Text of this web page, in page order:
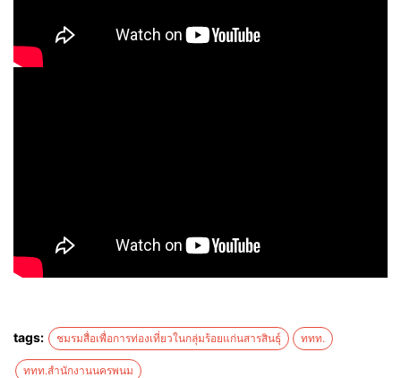
tags: ชมรมสื่อเพื่อการท่องเที่ยวในกลุ่มร้อยแก่นสารสินธุ์ ททท.
ททท.สำนักงานนครพนม